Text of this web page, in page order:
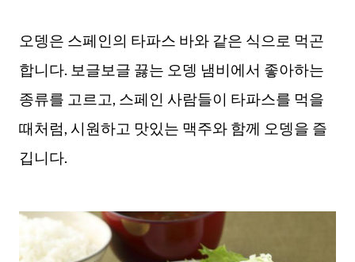
오뎅은 스페인의 타파스 바와 같은 식으로 먹곤
합니다. 보글보글 끓는 오뎅 냄비에서 좋아하는
종류를 고르고, 스페인 사람들이 타파스를 먹을
때처럼, 시원하고 맛있는 맥주와 함께 오뎅을 즐
깁니다.